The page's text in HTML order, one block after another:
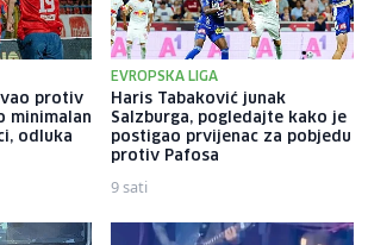
protiv
minimalan
odluka
EVROPSKA LIGA
Haris Tabaković junak
Salzburga, pogledajte kako je
postigao prvijenac za pobjedu
protiv Pafosa
9 sati